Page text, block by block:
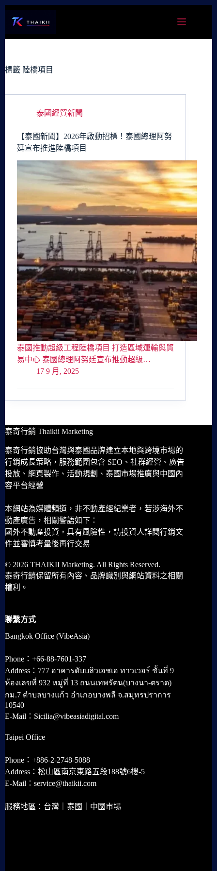
容
標籤 陸橋項目
泰國經貿新聞
【泰國新聞】2026年啟動招標！泰國總理阿努
廷宣布推進陸橋項目
泰國推動超級工程陸橋項目 打造區域運輸與貿
易中心 泰國總理阿努廷宣布推動超級…
17 9 月, 2025
泰奇行銷 Thaikii Marketing
泰奇行銷協助台灣與泰國品牌建立本地與跨境市場的
行銷成長策略，服務範圍包含 SEO、社群經營、廣告
投放、網頁製作、活動規劃、泰國市場推廣與中國內
容平台經營
本網站為媒體頻道，非不動產經紀業者，若涉海外不
動產廣告，相關警語如下：
國外不動產投資，具有風險性，請投資人詳閱行銷文
件並審慎考量後再行交易
© 2026 THAIKII Marketing. All Rights Reserved.
泰奇行銷保留所有內容、品牌識別與網站資料之相關
權利。
聯繫方式
Bangkok Office (VibeAsia)
Phone：+66-88-7601-337
Address：777 อาคารดับบลิวเอชเอ ทาวเวอร์ ชั้นที่ 9
ห้องเลขที่ 932 หมู่ที่ 13 ถนนเทพรัตน(บางนา-ตราด)
กม.7 ตำบลบางแก้ว อำเภอบางพลี จ.สมุทรปราการ
10540
E-Mail：Sicilia@vibeasiadigital.com
Taipei Office
Phone：+886-2-2748-5088
Address：松山區南京東路五段188號6樓-5
E-Mail：service@thaikii.com
服務地區：台灣｜泰國｜中國市場